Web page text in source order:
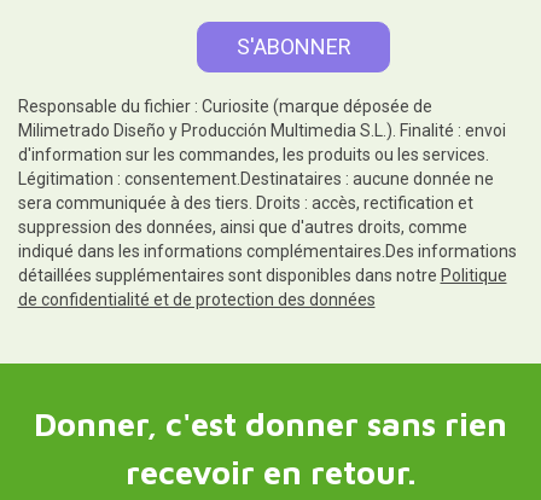
Responsable du fichier : Curiosite (marque déposée de
Milimetrado Diseño y Producción Multimedia S.L.). Finalité : envoi
d'information sur les commandes, les produits ou les services.
Légitimation : consentement.Destinataires : aucune donnée ne
sera communiquée à des tiers. Droits : accès, rectification et
suppression des données, ainsi que d'autres droits, comme
indiqué dans les informations complémentaires.Des informations
détaillées supplémentaires sont disponibles dans notre Politique
de confidentialité et de protection des données
Donner, c'est donner sans rien
recevoir en retour.